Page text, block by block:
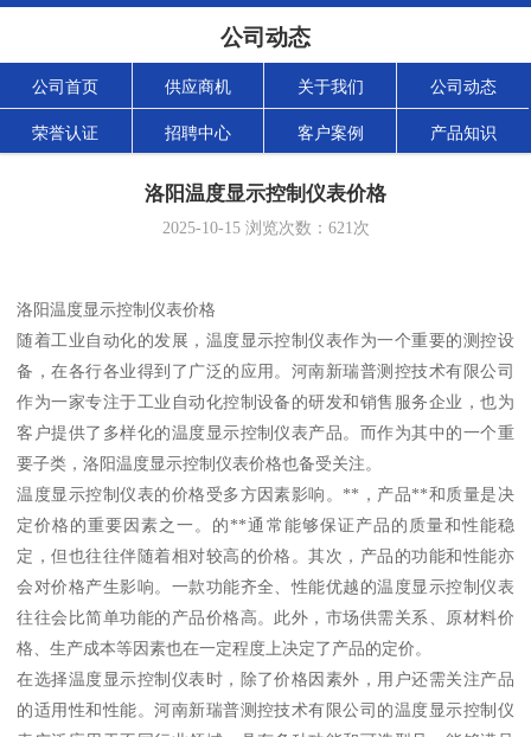
公司动态
公司首页 供应商机 关于我们 公司动态
荣誉认证 招聘中心 客户案例 产品知识
洛阳温度显示控制仪表价格
2025-10-15浏览次数： 621次
洛阳温度显示控制仪表价格
随着工业自动化的发展，温度显示控制仪表作为一个重要的测控设
备，在各行各业得到了广泛的应用。河南新瑞普测控技术有限公司
作为一家专注于工业自动化控制设备的研发和销售服务企业，也为
客户提供了多样化的温度显示控制仪表产品。而作为其中的一个重
要子类，洛阳温度显示控制仪表价格也备受关注。
温度显示控制仪表的价格受多方因素影响。**，产品**和质量是决
定价格的重要因素之一。的**通常能够保证产品的质量和性能稳
定，但也往往伴随着相对较高的价格。其次，产品的功能和性能亦
会对价格产生影响。一款功能齐全、性能优越的温度显示控制仪表
往往会比简单功能的产品价格高。此外，市场供需关系、原材料价
格、生产成本等因素也在一定程度上决定了产品的定价。
在选择温度显示控制仪表时，除了价格因素外，用户还需关注产品
的适用性和性能。河南新瑞普测控技术有限公司的温度显示控制仪